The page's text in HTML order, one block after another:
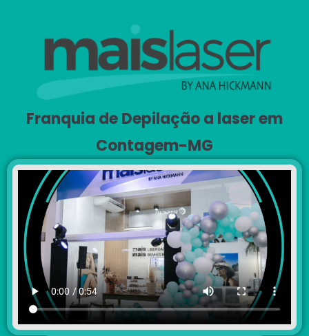
Franquia de Depilação a laser em
Contagem-MG